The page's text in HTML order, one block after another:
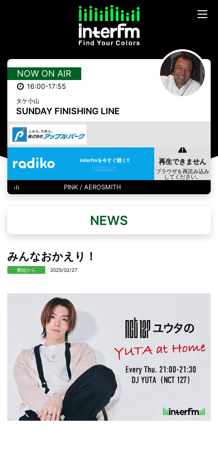
NOW ON AIR
16:00-17:55
タケ小山
SUNDAY FINISHING LINE
interfmを今すぐ聴く!!
利用規約等
PINK / AEROSMITH
NEWS
みんなおかえり！
番組から 2025/02/27